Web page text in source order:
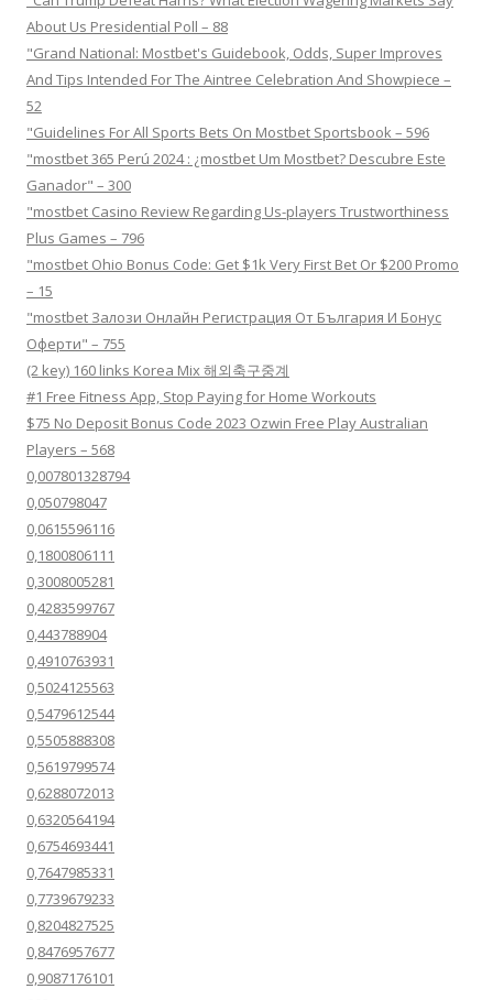
About Us Presidential Poll – 88
"Grand National: Mostbet's Guidebook, Odds, Super Improves
And Tips Intended For The Aintree Celebration And Showpiece –
52
"Guidelines For All Sports Bets On Mostbet Sportsbook – 596
"mostbet 365 Perú 2024 ️: ¿mostbet Um Mostbet? Descubre Este
Ganador" – 300
"mostbet Casino Review Regarding Us-players Trustworthiness
Plus Games – 796
"mostbet Ohio Bonus Code: Get $1k Very First Bet Or $200 Promo
– 15
"mostbet Залози Онлайн Регистрация От България И Бонус
Оферти" – 755
(2 key) 160 links Korea Mix 해외축구중계
#1 Free Fitness App, Stop Paying for Home Workouts
$75 No Deposit Bonus Code 2023 Ozwin Free Play Australian
Players – 568
0,007801328794
0,050798047
0,0615596116
0,1800806111
0,3008005281
0,4283599767
0,443788904
0,4910763931
0,5024125563
0,5479612544
0,5505888308
0,5619799574
0,6288072013
0,6320564194
0,6754693441
0,7647985331
0,7739679233
0,8204827525
0,8476957677
0,9087176101